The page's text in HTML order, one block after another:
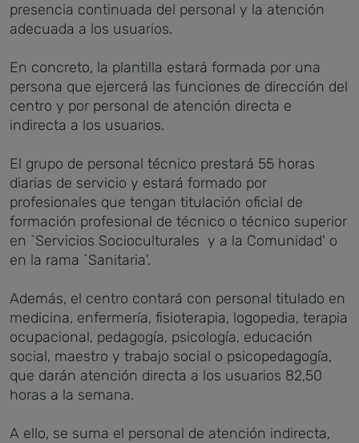
presencia continuada del personal y la atención
adecuada a los usuarios.
En concreto, la plantilla estará formada por una
persona que ejercerá las funciones de dirección del
centro y por personal de atención directa e
indirecta a los usuarios.
El grupo de personal técnico prestará 55 horas
diarias de servicio y estará formado por
profesionales que tengan titulación oficial de
formación profesional de técnico o técnico superior
en `Servicios Socioculturales y a la Comunidad' o
en la rama `Sanitaria'.
Además, el centro contará con personal titulado en
medicina, enfermería, fisioterapia, logopedia, terapia
ocupacional, pedagogía, psicología, educación
social, maestro y trabajo social o psicopedagogía,
que darán atención directa a los usuarios 82,50
horas a la semana.
A ello, se suma el personal de atención indirecta,